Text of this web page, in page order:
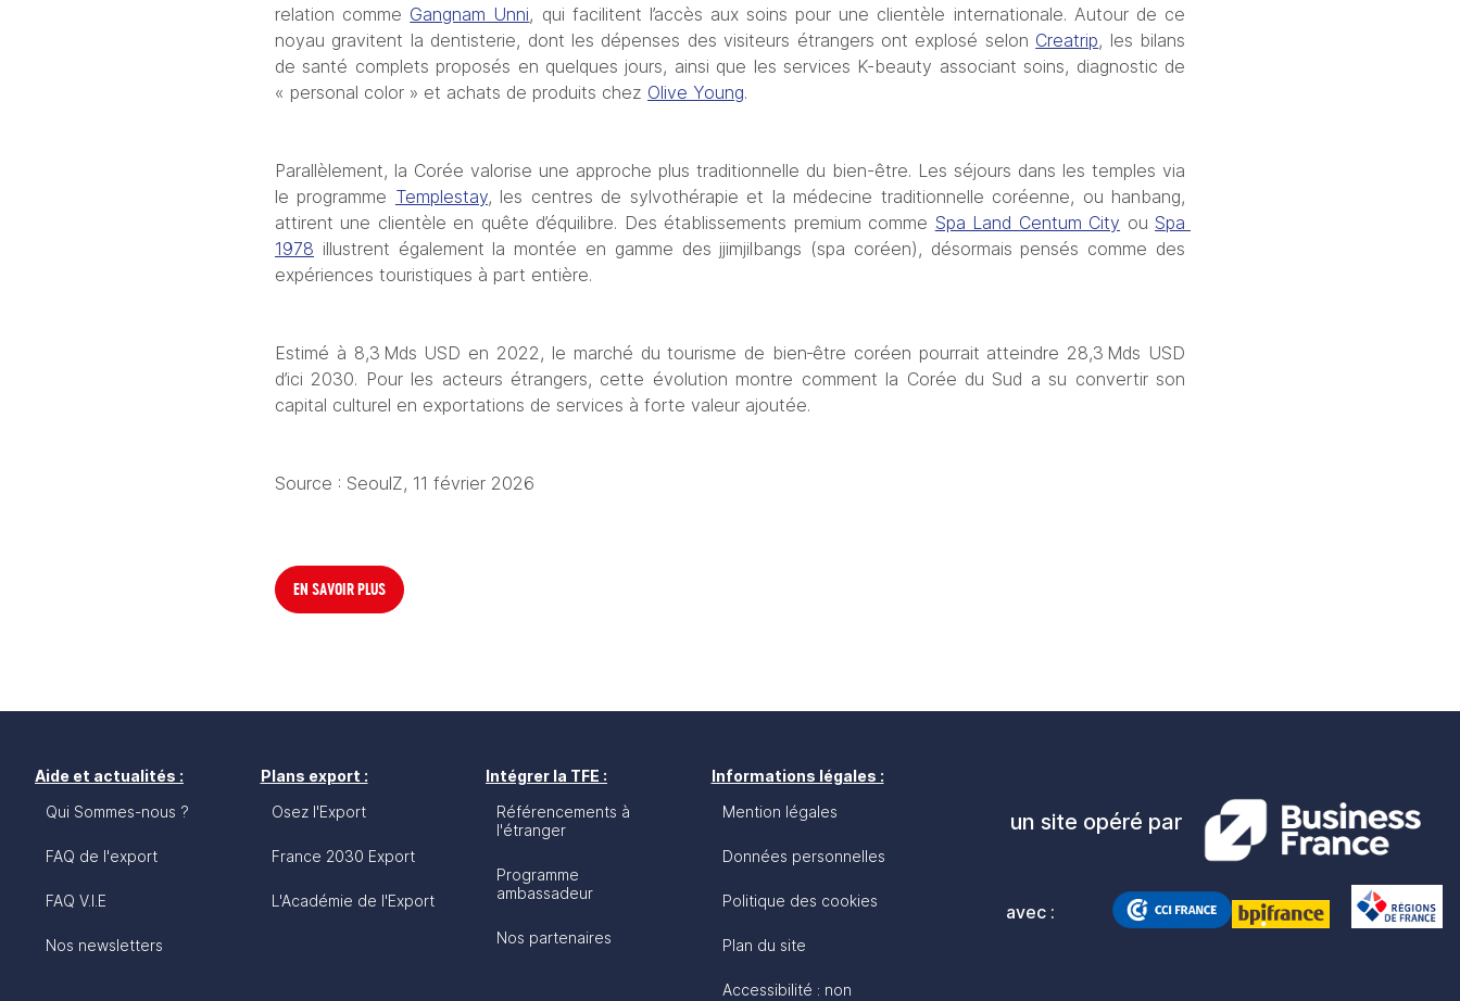
relation comme Gangnam Unni, qui facilitent l’accès aux soins pour une clientèle internationale. Autour de ce
noyau gravitent la dentisterie, dont les dépenses des visiteurs étrangers ont explosé selon Creatrip, les bilans
de santé complets proposés en quelques jours, ainsi que les services K-beauty associant soins, diagnostic de
« personal color » et achats de produits chez Olive Young.
Parallèlement, la Corée valorise une approche plus traditionnelle du bien-être. Les séjours dans les temples via
le programme Templestay, les centres de sylvothérapie et la médecine traditionnelle coréenne, ou hanbang,
attirent une clientèle en quête d’équilibre. Des établissements premium comme Spa Land Centum City ou Spa
1978 illustrent également la montée en gamme des jjimjilbangs (spa coréen), désormais pensés comme des
expériences touristiques à part entière.
Estimé à 8,3 Mds USD en 2022, le marché du tourisme de bien‑être coréen pourrait atteindre 28,3 Mds USD
d’ici 2030. Pour les acteurs étrangers, cette évolution montre comment la Corée du Sud a su convertir son
capital culturel en exportations de services à forte valeur ajoutée.
Source : SeoulZ, 11 février 2026
EN SAVOIR PLUS
Aide et actualités :
Qui Sommes-nous ?
FAQ de l'export
FAQ V.I.E
Nos newsletters
Plans export :
Osez l'Export
France 2030 Export
L'Académie de l'Export
Intégrer la TFE :
Référencements à
l'étranger
Programme
ambassadeur
Nos partenaires
Informations légales :
Mention légales
Données personnelles
Politique des cookies
Plan du site
Accessibilité : non
un site opéré par
avec :